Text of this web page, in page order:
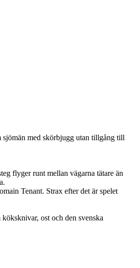
med skörbjugg utan tillgång till
flyger runt mellan vägarna tätare än
Tenant. Strax efter det är spelet
ost och den svenska